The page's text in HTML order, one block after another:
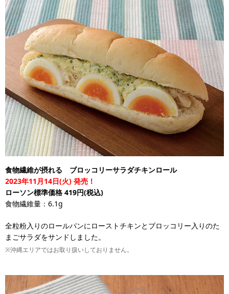
食物繊維が摂れる ブロッコリーサラダチキンロール
2023年11月14日(火) 発売！
ローソン標準価格 419円(税込)
食物繊維量：6.1g
全粒粉入りのロールパンにローストチキンとブロッコリー入りのた
まごサラダをサンドしました。
※沖縄エリアではお取り扱いしておりません。